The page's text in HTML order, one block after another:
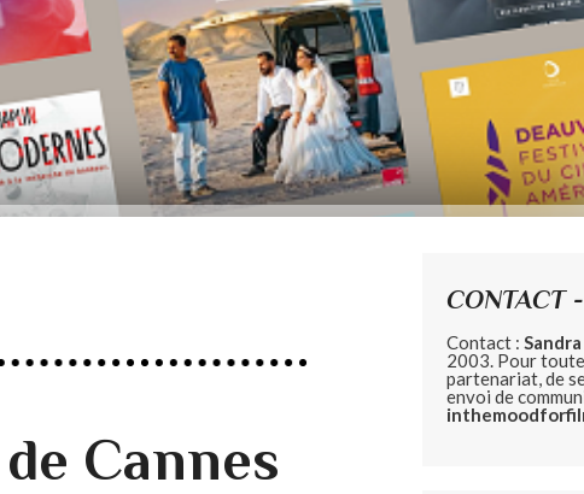
Cannes
CONTACT
Contact :
2003. Pour
partenariat, de
envoi de